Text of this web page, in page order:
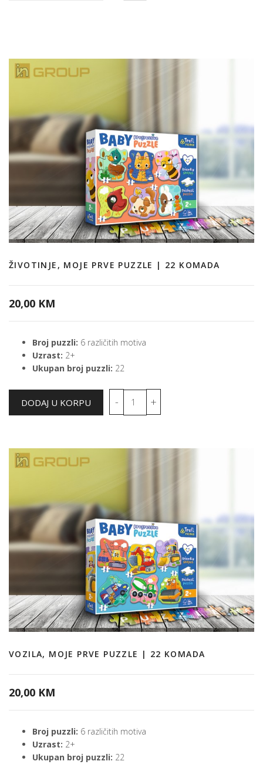
ŽIVOTINJE, MOJE PRVE PUZZLE | 22 KOMADA
20,00 KM
Broj puzzli: 6 različitih motiva
Uzrast: 2+
Ukupan broj puzzli: 22
VOZILA, MOJE PRVE PUZZLE | 22 KOMADA
20,00 KM
Broj puzzli: 6 različitih motiva
Uzrast: 2+
Ukupan broj puzzli: 22